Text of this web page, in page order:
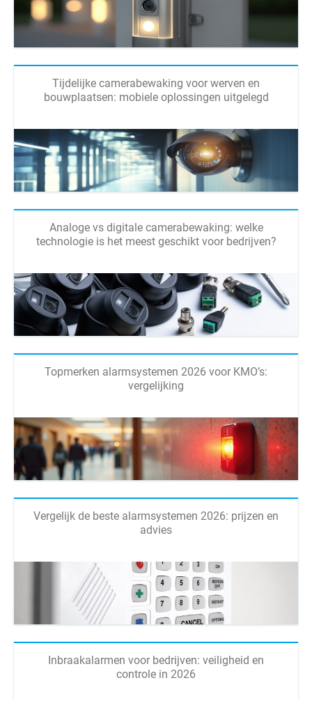
Tijdelijke camerabewaking voor werven en
bouwplaatsen: mobiele oplossingen uitgelegd
Analoge vs digitale camerabewaking: welke
technologie is het meest geschikt voor bedrijven?
Topmerken alarmsystemen 2026 voor KMO’s:
vergelijking
Vergelijk de beste alarmsystemen 2026: prijzen en
advies
Inbraakalarmen voor bedrijven: veiligheid en
controle in 2026